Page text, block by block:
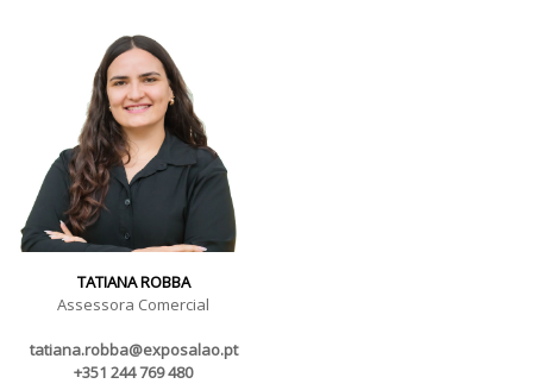
TATIANA ROBBA
Assessora Comercial
tatiana.robba@exposalao.pt
+351 244 769 480